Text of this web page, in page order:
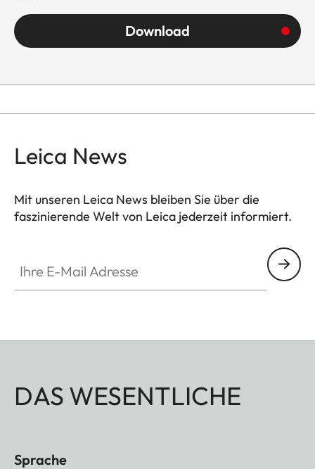
Download
Leica News
Mit unseren Leica News bleiben Sie über die
faszinierende Welt von Leica jederzeit informiert.
DAS WESENTLICHE
Sprache